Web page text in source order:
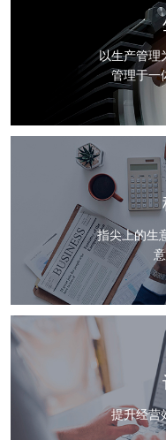
以生产管理
管理于一
指尖上的生
提升经营